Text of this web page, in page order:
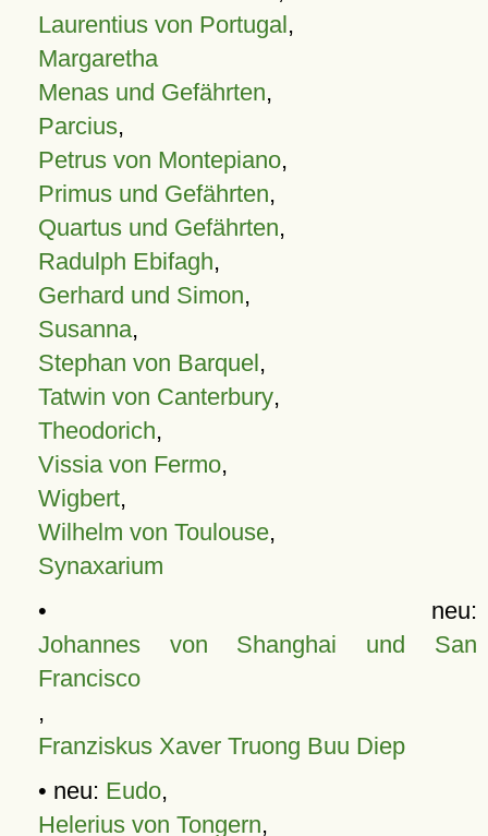
Laurentius von Portugal,
Margaretha
Menas und Gefährten,
Parcius,
Petrus von Montepiano,
Primus und Gefährten,
Quartus und Gefährten,
Radulph Ebifagh,
Gerhard und Simon,
Susanna,
Stephan von Barquel,
Tatwin von Canterbury,
Theodorich,
Vissia von Fermo,
Wigbert,
Wilhelm von Toulouse,
Synaxarium
• neu:
Johannes von Shanghai und San
Francisco
,
Franziskus Xaver Truong Buu Diep
• neu: Eudo,
Helerius von Tongern,